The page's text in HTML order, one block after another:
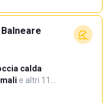
calda·
·e altri 11…